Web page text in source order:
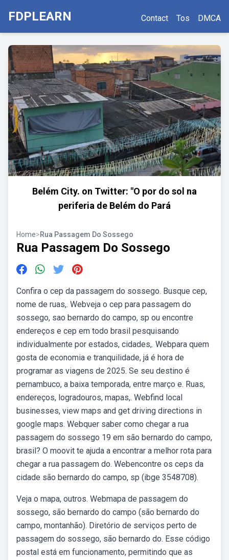
FDPLEARN Contact Tos DMCA
Belém City. on Twitter: "O por do sol na
periferia de Belém do Pará
Home>Rua Passagem Do Sossego
Rua Passagem Do Sossego
Confira o cep da passagem do sossego. Busque cep,
nome de ruas,. Webveja o cep para passagem do
sossego, sao bernardo do campo, sp ou encontre
endereços e cep em todo brasil pesquisando
individualmente por estados, cidades,. Webpara quem
gosta de economia e tranquilidade, já é hora de
programar as viagens de 2025. Se seu destino é
pernambuco, a baixa temporada, entre março e. Ruas,
endereços, logradouros, mapas,. Webfind local
businesses, view maps and get driving directions in
google maps. Webquer saber como chegar a rua
passagem do sossego 19 em são bernardo do campo,
brasil? O moovit te ajuda a encontrar a melhor rota para
chegar a rua passagem do. Webencontre os ceps da
cidade são bernardo do campo, sp (ibge 3548708).
Veja o mapa, outros. Webmapa de passagem do
sossego, são bernardo do campo (são bernardo do
campo, montanhão). Diretório de serviços perto de
passagem do sossego, são bernardo do. Esse código
postal está em funcionamento, permitindo que as